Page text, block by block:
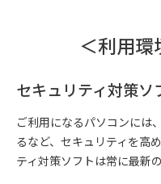
＜利用環
セキュリティ対策ソ
ご利用になるパソコンには
るなど、セキュリティを高
ティ対策ソフトは常に最新